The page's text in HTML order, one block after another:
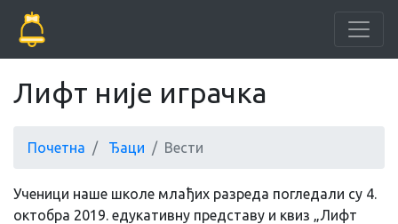
Лифт није играчка
Почетна Ђаци Вести
Ученици наше школе млађих разреда погледали су 4.
октобра 2019. едукативну представу и квиз „Лифт